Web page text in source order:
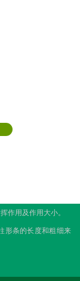
作用及作用大小。
形条的长度和粗细来